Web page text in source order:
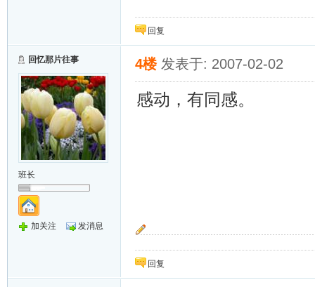
回复
回忆那片往事
班长
加关注 发消息
4楼 发表于: 2007-02-02
感动，有同感。
多一份力量，就多一份希望!
回复